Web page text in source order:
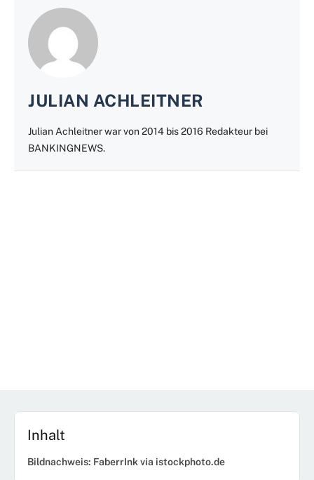
JULIAN ACHLEITNER
Julian Achleitner war von 2014 bis 2016 Redakteur bei
BANKINGNEWS.
Inhalt
Bildnachweis: FaberrInk via istockphoto.de